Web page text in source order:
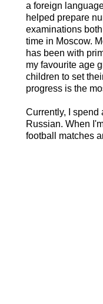
a foreign
helped prepare
examinations
time in Moscow.
has been with
my favourite age
children to set
progress is the
Currently, I spend
Russian. When
football matches